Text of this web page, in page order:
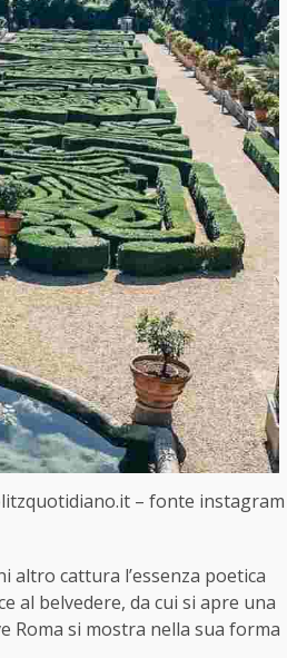
– fonte instagram
altro cattura l’essenza poetica
al belvedere, da cui si apre una
Roma si mostra nella sua forma